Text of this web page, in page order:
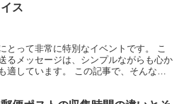
イス
とって非常に特別なイベントです。 こ
るメッセージは、シンプルながらも心か
適しています。 この記事で、そんな記